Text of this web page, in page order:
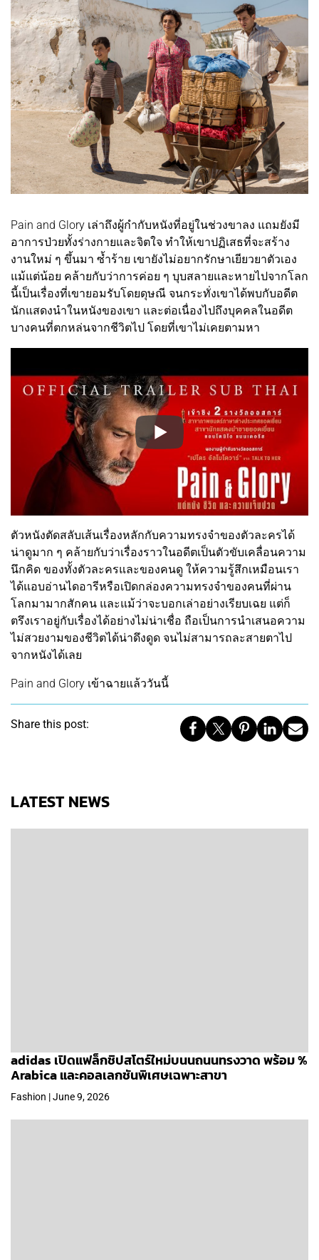
Pain and Glory เล่าถึงผู้กำกับหนังที่อยู่ในช่วงขาลง แถมยังมี
อาการป่วยทั้งร่างกายและจิตใจ ทำให้เขาปฏิเสธที่จะสร้าง
งานใหม่ ๆ ขึ้นมา ซ้ำร้าย เขายังไม่อยากรักษาเยียวยาตัวเอง
แม้แต่น้อย คล้ายกับว่าการค่อย ๆ บุบสลายและหายไปจากโลก
นี้เป็นเรื่องที่เขายอมรับโดยดุษณี จนกระทั่งเขาได้พบกับอดีต
นักแสดงนำในหนังของเขา และต่อเนื่องไปถึงบุคคลในอดีต
บางคนที่ตกหล่นจากชีวิตไป โดยที่เขาไม่เคยตามหา
ตัวหนังตัดสลับเส้นเรื่องหลักกับความทรงจำของตัวละครได้
น่าดูมาก ๆ คล้ายกับว่าเรื่องราวในอดีตเป็นตัวขับเคลื่อนความ
นึกคิด ของทั้งตัวละครและของคนดู ให้ความรู้สึกเหมือนเรา
ได้แอบอ่านไดอารีหรือเปิดกล่องความทรงจำของคนที่ผ่าน
โลกมามากสักคน และแม้ว่าจะบอกเล่าอย่างเรียบเฉย แต่ก็
ตรึงเราอยู่กับเรื่องได้อย่างไม่น่าเชื่อ ถือเป็นการนำเสนอความ
ไม่สวยงามของชีวิตได้น่าดึงดูด จนไม่สามารถละสายตาไป
จากหนังได้เลย
Pain and Glory เข้าฉายแล้ววันนี้
Share this post:
LATEST NEWS
adidas เปิดแฟล็กชิปสโตร์ใหม่บนนถนนทรงวาด พร้อม %
Arabica และคอลเลกชันพิเศษเฉพาะสาขา
Fashion | June 9, 2026